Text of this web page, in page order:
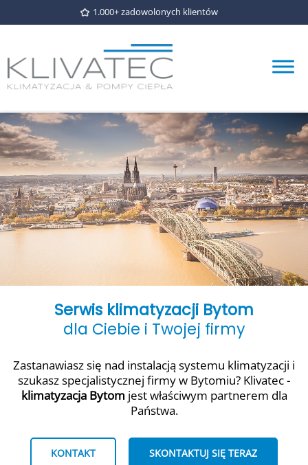
1.000+ zadowolonych klientów
Serwis klimatyzacji Bytom
dla Ciebie i Twojej firmy
Zastanawiasz się nad instalacją systemu klimatyzacji i
szukasz specjalistycznej firmy w Bytomiu? Klivatec -
klimatyzacja Bytom jest właściwym partnerem dla
Państwa.
KONTAKT SKONTAKTUJ SIĘ TERAZ